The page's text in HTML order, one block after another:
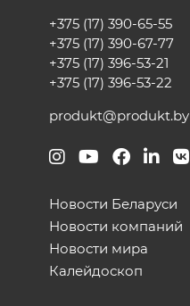
+375 (17) 390-65-55
+375 (17) 390-67-77
+375 (17) 396-53-21
+375 (17) 396-53-22
produkt@produkt.by
Новости Беларуси
Новости компаний
Новости мира
Калейдоскоп